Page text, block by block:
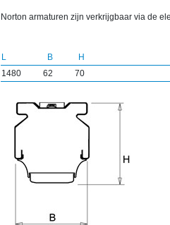
Norton armaturen zijn verkrijgbaar via de
L B
H
1480
62 70